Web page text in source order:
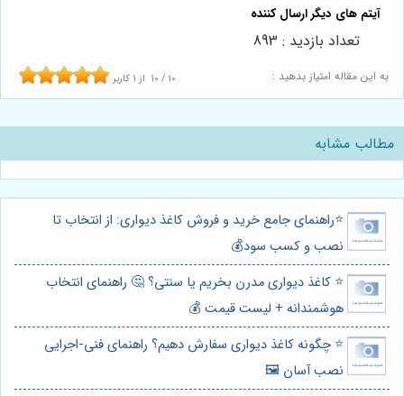
به این مقاله امتیاز بدهید : 10 / 10 از 1 کاربر
تعداد بازدید : 893
مطالب مشابه
⭐️راهنمای جامع خرید و فروش کاغذ دیواری: از انتخاب تا
نصب و کسب سود💰
⭐️ کاغذ دیواری مدرن بخریم یا سنتی؟ 🤔 راهنمای انتخاب
هوشمندانه + لیست قیمت 💰
⭐️ چگونه کاغذ دیواری سفارش دهیم؟ راهنمای فنی-اجرایی
نصب آسان 🖼️